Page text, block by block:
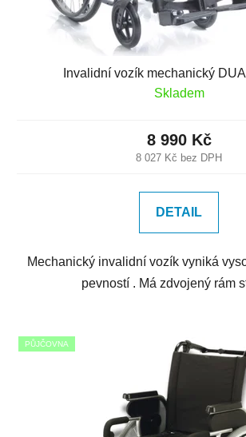
Invalidní vozík mechanický
Skladem
8 027 Kč bez DPH
8 990 Kč
DETAIL
Mechanický invalidní vozík vyniká
pevností . Má zdvojený rám
PŮJČOVNA